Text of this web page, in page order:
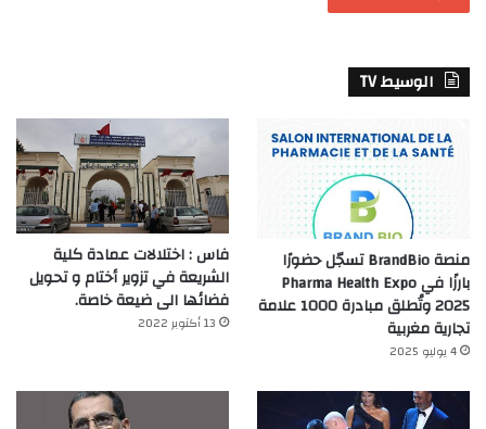
الوسيط TV
منصة BrandBio تسجّل حضورًا
بارزًا في Pharma Health Expo
2025 وتُطلق مبادرة 1000 علامة
تجارية مغربية
4 يوليو 2025
فاس : اختلالات عمادة كلية
الشريعة في تزوير أختام و تحويل
فضائها الى ضيعة خاصة.
13 أكتوبر 2022